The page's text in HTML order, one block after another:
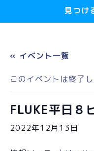
見つけ
« イベント一覧
このイベントは終了し
FLUKE平日８
2022年12月13日